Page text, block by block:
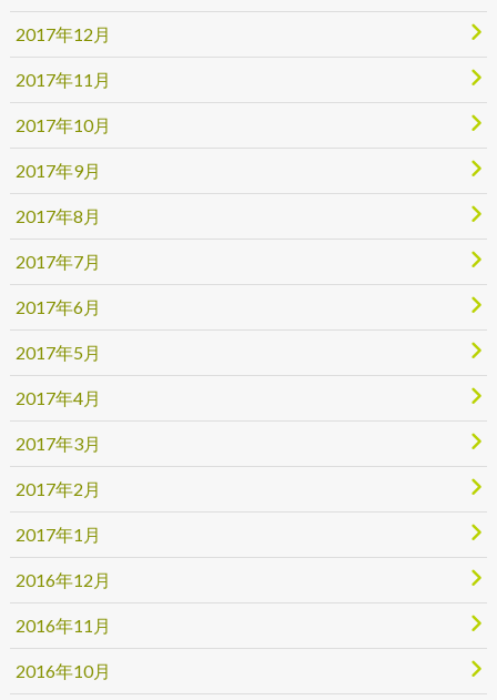
2017年12月
2017年11月
2017年10月
2017年9月
2017年8月
2017年7月
2017年6月
2017年5月
2017年4月
2017年3月
2017年2月
2017年1月
2016年12月
2016年11月
2016年10月